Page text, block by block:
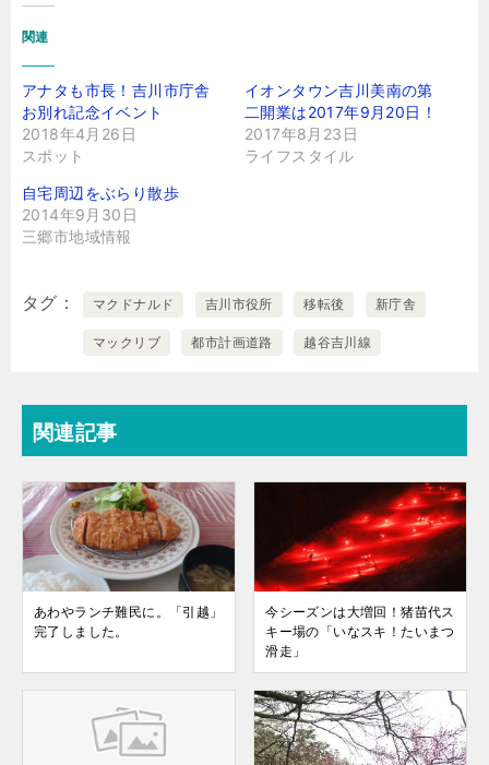
関連
アナタも市長！吉川市庁舎
お別れ記念イベント
2018年4月26日
スポット
イオンタウン吉川美南の第
二開業は2017年9月20日！
2017年8月23日
ライフスタイル
自宅周辺をぶらり散歩
2014年9月30日
三郷市地域情報
タグ マクドナルド 吉川市役所 移転後 新庁舎
マックリブ 都市計画道路 越谷吉川線
関連記事
あわやランチ難民に。「引越」
完了しました。
今シーズンは大増回！猪苗代ス
キー場の「いなスキ！たいまつ
滑走」